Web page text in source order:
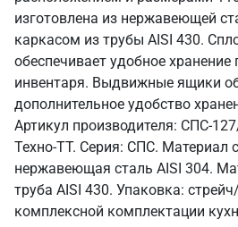
изготовлена из нержавеющей
каркасом из трубы AISI 430.
обеспечивает удобное хранение
инвентаря. Выдвижные ящики
дополнительное удобство
Артикул производителя: СПС-
Техно-ТТ. Серия: СПС. Материал
нержавеющая сталь AISI 304.
труба AISI 430. Упаковка:
комплексной комплектации